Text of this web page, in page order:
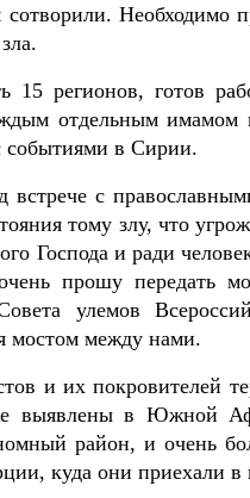
сотворили. Необходимо
15 регионов, готов
отдельным имамом
событиями в Сирии.
встрече с
тому злу, что
Господа и ради
прошу передать
улемов
мостом между нами.
и их покровителей
выявлены в Южной
район, и очень
куда они приехали в